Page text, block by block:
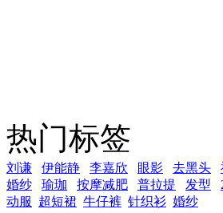
热门标签
刘谦 伊能静 李嘉欣 眼影 去黑头
婚纱
瑜珈 按摩减肥 普拉提 发型
动服
超短裙 牛仔裤 针织衫 婚纱